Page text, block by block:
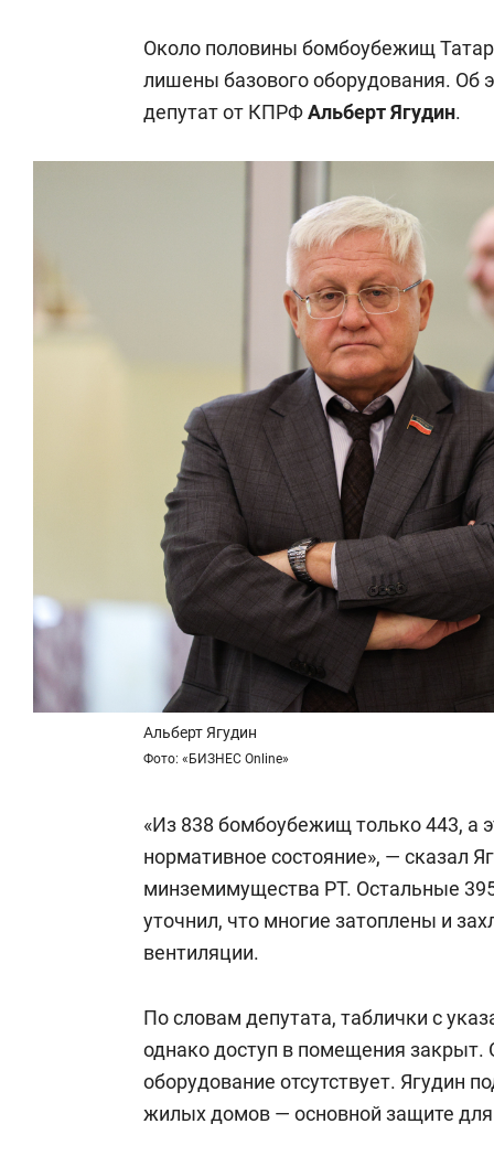
Около половины бомбоубежищ
лишены базового оборудования. Об
депутат от КПРФАльберт Ягудин.
Альберт Ягудин
Фото: «БИЗНЕС Online»
«Из 838 бомбоубежищ только 443, а
нормативное состояние», — сказал
минземимущества РТ. Остальные
уточнил, что многие затоплены и
вентиляции.
По словам депутата, таблички с
однако доступ в помещения закрыт.
оборудование отсутствует. Ягудин
жилых домов — основной защите для
Рекомендуем
150 камер до квартиры и Face
ID вместо ключа: какой будет
Рекомендуем
Опыт
природе,